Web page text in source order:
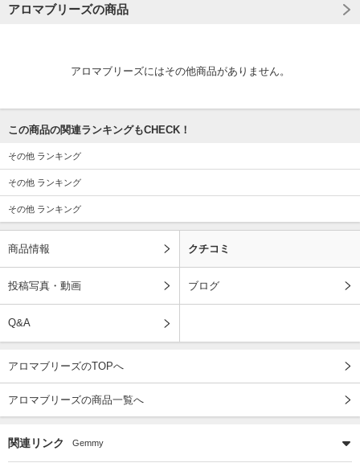
アロマブリーズの商品
アロマブリーズにはその他商品がありません。
この商品の関連ランキングもCHECK！
その他 ランキング
その他 ランキング
その他 ランキング
商品情報 クチコミ
投稿写真・動画 ブログ
Q&A
アロマブリーズのTOPへ
アロマブリーズの商品一覧へ
関連リンク Gemmy